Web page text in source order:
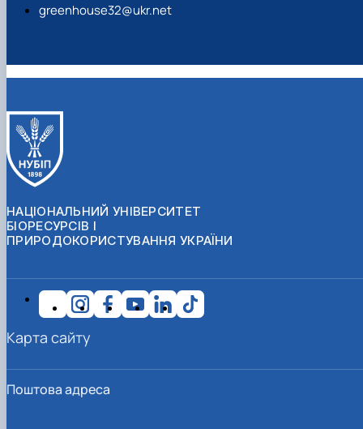
greenhouse32@ukr.net
НАЦІОНАЛЬНИЙ УНІВЕРСИТЕТ
БІОРЕСУРСІВ І
ПРИРОДОКОРИСТУВАННЯ УКРАЇНИ
Поштова адреса
Карта сайту